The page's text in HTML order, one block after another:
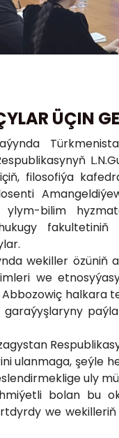
ÜÇIN
filosofiýa
ylym-bilim
wekiller
we
halkara
ulanmaga, şeýle
uly
bolan bu
we